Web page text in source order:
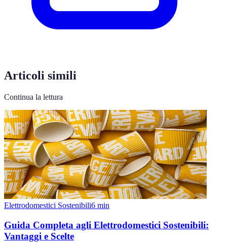
Articoli simili
Continua la lettura
Elettrodomestici Sostenibili6 min
Guida Completa agli Elettrodomestici Sostenibili:
Vantaggi e Scelte